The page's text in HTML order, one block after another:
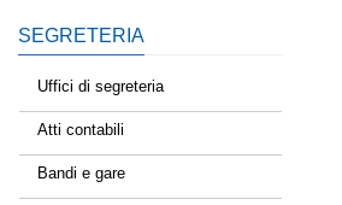
SEGRETERIA
Uffici di segreteria
Atti contabili
Bandi e gare